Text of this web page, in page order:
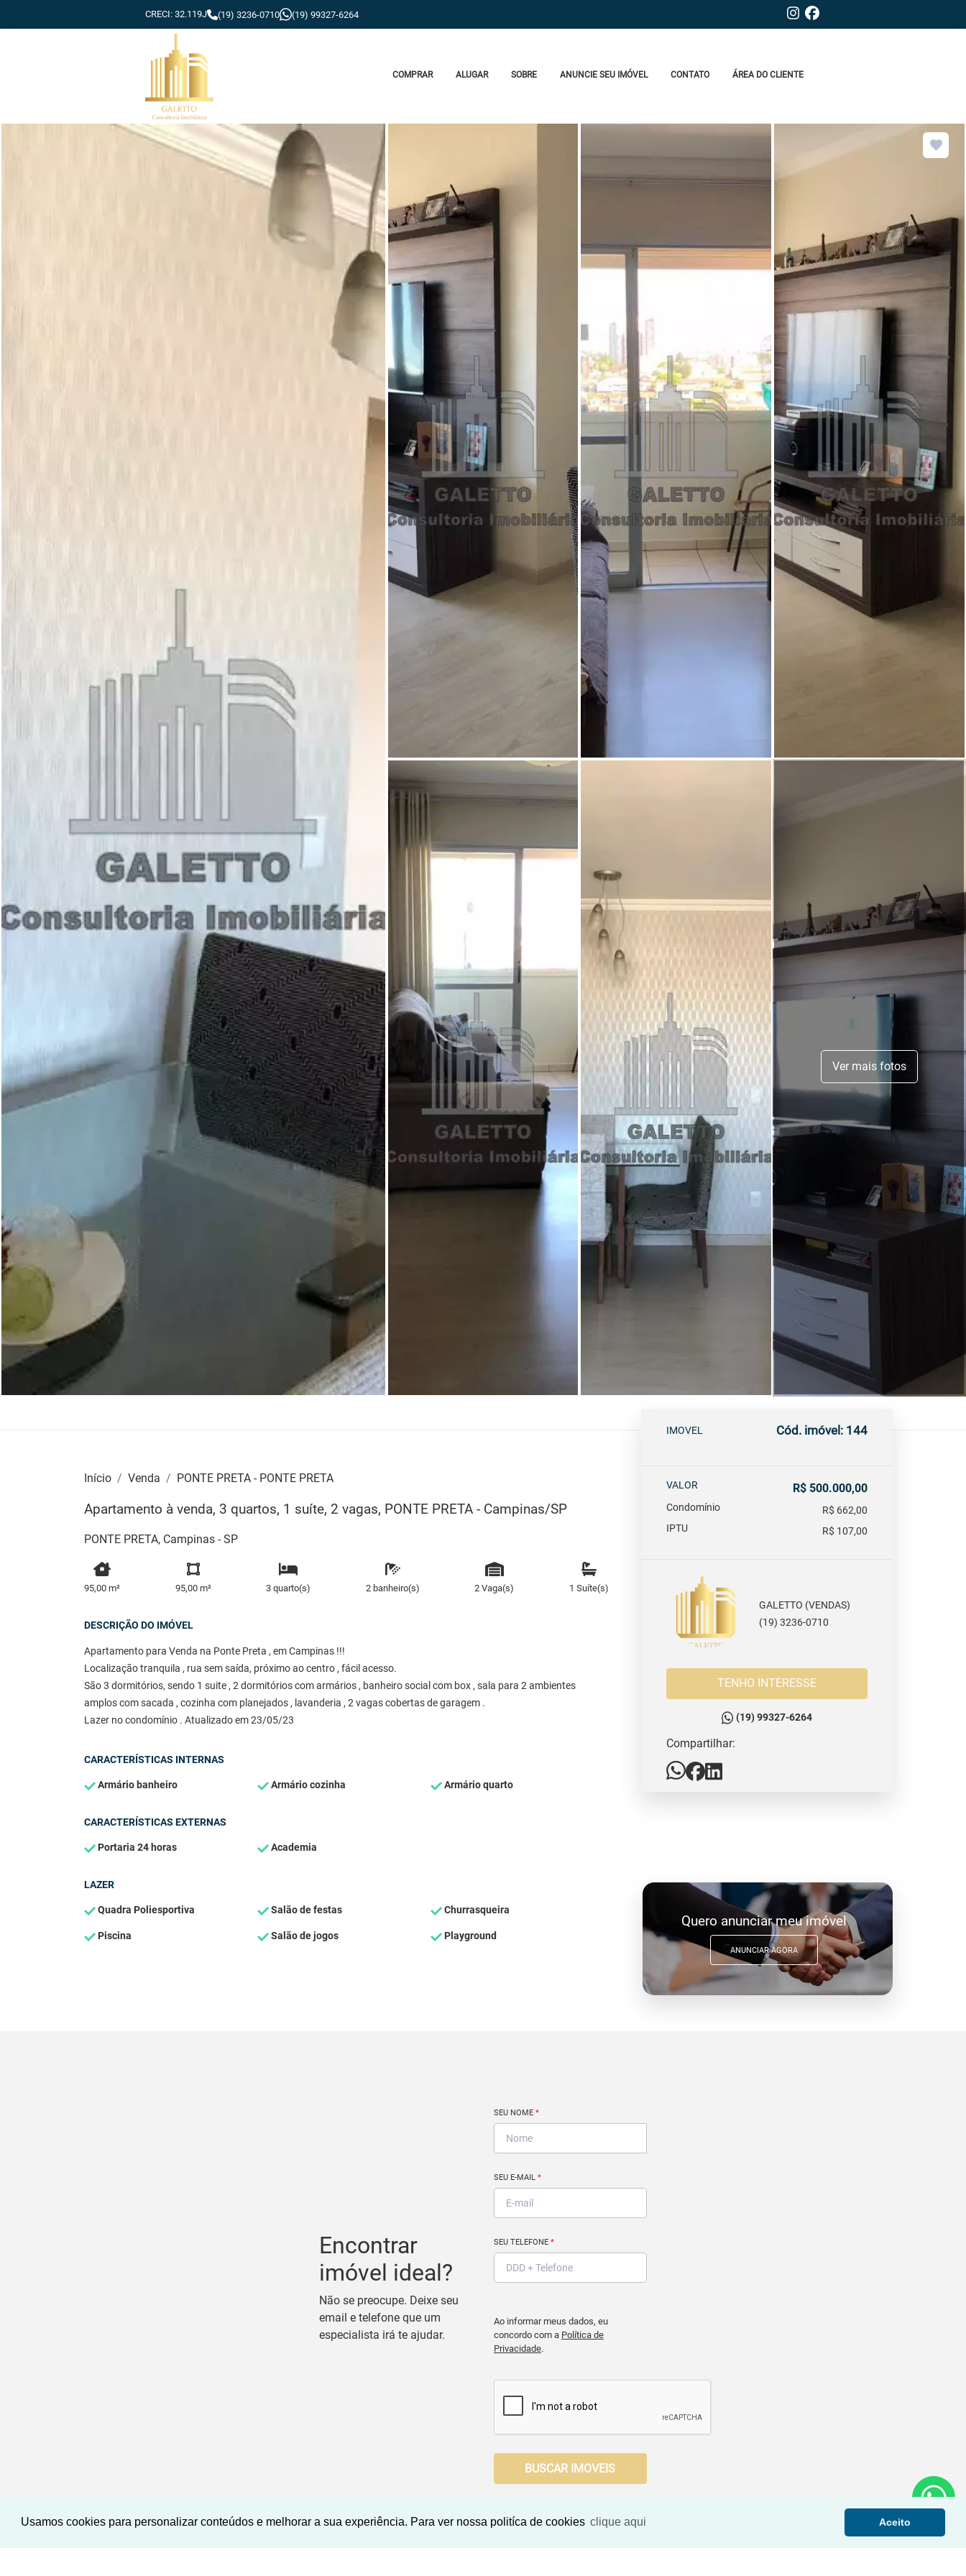
Usamos cookies para personalizar conteúdos e melhorar a sua experiência. Para ver nossa politíca de cookies clique aqui Aceito
CRECI: 32.119J (19) 3236-0710 (19) 99327-6264
COMPRAR ALUGAR SOBRE ANUNCIE SEU IMÓVEL CONTATO ÁREA DO CLIENTE
Ver mais fotos
Início Venda PONTE PRETA - PONTE PRETA
Apartamento à venda, 3 quartos, 1 suíte, 2 vagas, PONTE PRETA - Campinas/SP
PONTE PRETA, Campinas - SP
95,00 m² 95,00 m² 3 quarto(s) 2 banheiro(s) 2 Vaga(s) 1 Suíte(s)
DESCRIÇÃO DO IMÓVEL
Apartamento para Venda na Ponte Preta , em Campinas !!!
Localização tranquila , rua sem saída, próximo ao centro , fácil acesso.
São 3 dormitórios, sendo 1 suite , 2 dormitórios com armários , banheiro social com box , sala para 2 ambientes
amplos com sacada , cozinha com planejados , lavanderia , 2 vagas cobertas de garagem .
Lazer no condomínio . Atualizado em 23/05/23
CARACTERÍSTICAS INTERNAS
Armário banheiro Armário cozinha Armário quarto
CARACTERÍSTICAS EXTERNAS
Portaria 24 horas Academia
LAZER
Quadra Poliesportiva Salão de festas Churrasqueira
Piscina Salão de jogos Playground
IMOVEL Cód. imóvel: 144
VALOR R$ 500.000,00
Condomínio
R$ 662,00
IPTU
R$ 107,00
GALETTO (VENDAS)
(19) 3236-0710
TENHO INTERESSE
(19) 99327-6264
Compartilhar:
Quero anunciar meu imóvel
ANUNCIAR AGORA
Encontrar
imóvel ideal?
Não se preocupe. Deixe seu
email e telefone que um
especialista irá te ajudar.
SEU NOME *
SEU E-MAIL *
SEU TELEFONE *
Ao informar meus dados, eu
concordo com a Política de
Privacidade.
BUSCAR IMOVEIS